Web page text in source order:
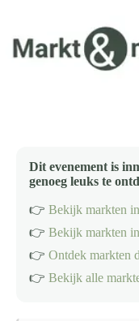
inhoud
Dit evenement is
genoeg leuks te
👉 Bekijk markten
👉 Bekijk markten
👉 Ontdek markten
👉 Bekijk alle